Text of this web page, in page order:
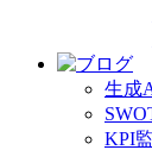
生成
KPI